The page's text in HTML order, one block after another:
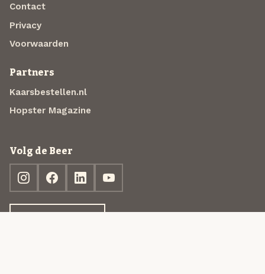
Contact
Privacy
Voorwaarden
Partners
Kaarsbestellen.nl
Hopster Magazine
Volg de Beer